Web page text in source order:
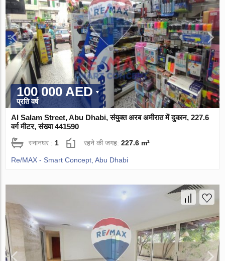
100 000 AED
प्रति वर्ष
Al Salam Street, Abu Dhabi, संयुक्त अरब अमीरात में दुकान, 227.6
वर्ग मीटर, संख्या 441590
स्नानघर :1 रहने की जगह:227.6 m²
Re/MAX - Smart Concept, Abu Dhabi